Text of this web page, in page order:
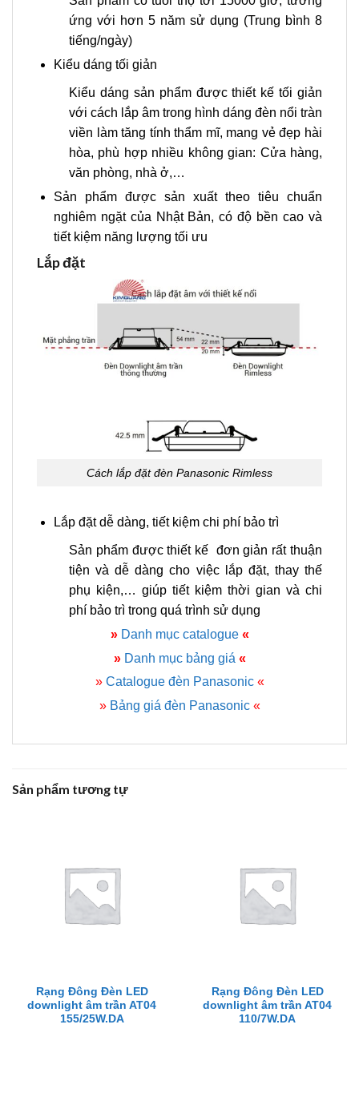
ứng với hơn 5 năm sử dụng (Trung bình 8
tiếng/ngày)
Kiểu dáng tối giản
Kiểu dáng sản phẩm được thiết kế tối giản
với cách lắp âm trong hình dáng đèn nổi tràn
viền làm tăng tính thẩm mĩ, mang vẻ đẹp hài
hòa, phù hợp nhiều không gian: Cửa hàng,
văn phòng, nhà ở,…
Sản phẩm được sản xuất theo tiêu chuẩn
nghiêm ngặt của Nhật Bản, có độ bền cao và
tiết kiệm năng lượng tối ưu
Lắp đặt
Cách lắp đặt đèn Panasonic Rimless
Lắp đặt dễ dàng, tiết kiệm chi phí bảo trì
Sản phẩm được thiết kế đơn giản rất thuận
tiện và dễ dàng cho việc lắp đặt, thay thế
phụ kiện,… giúp tiết kiệm thời gian và chi
phí bảo trì trong quá trình sử dụng
» Danh mục catalogue «
» Danh mục bảng giá «
»Catalogue đèn Panasonic«
»Bảng giá đèn Panasonic«
Sản phẩm tương tự
Rạng Đông Đèn LED
downlight âm trần AT04
155/25W.DA
Rạng Đông Đèn LED
downlight âm trần AT04
110/7W.DA